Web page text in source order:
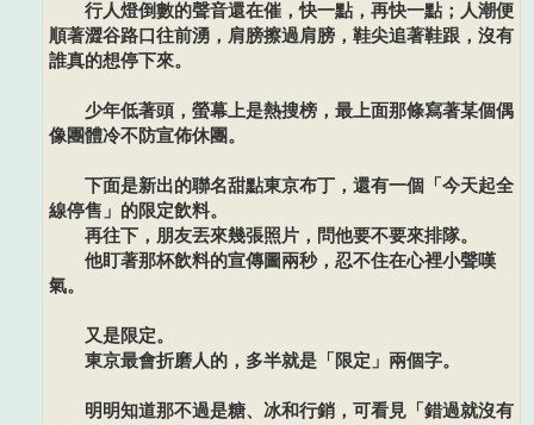
行人燈倒數的聲音還在催，快一點，再快一點；人潮便
順著澀谷路口往前湧，肩膀擦過肩膀，鞋尖追著鞋跟，沒有
誰真的想停下來。
少年低著頭，螢幕上是熱搜榜，最上面那條寫著某個偶
像團體冷不防宣佈休團。
下面是新出的聯名甜點東京布丁，還有一個「今天起全
線停售」的限定飲料。
再往下，朋友丟來幾張照片，問他要不要來排隊。
他盯著那杯飲料的宣傳圖兩秒，忍不住在心裡小聲嘆
氣。
又是限定。
東京最會折磨人的，多半就是「限定」兩個字。
明明知道那不過是糖、冰和行銷，可看見「錯過就沒有